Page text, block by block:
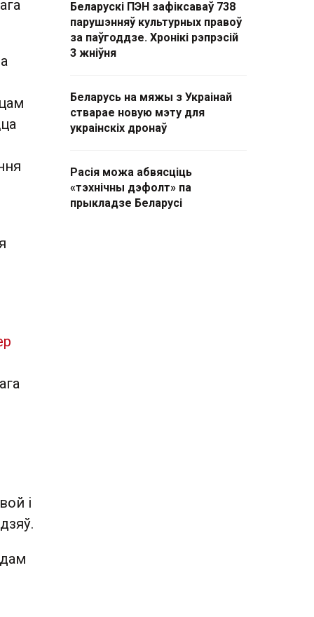
і
Беларускі ПЭН зафіксаваў 738
парушэнняў культурных правоў
за паўгоддзе. Хронікі рэпрэсій
3 жніўня
Беларусь на мяжы з Украінай
стварае новую мэту для
украінскіх дронаў
Расія можа абвясціць
«тэхнічны дэфолт» па
прыкладзе Беларусі